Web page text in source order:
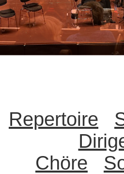
Repertoire
Chöre